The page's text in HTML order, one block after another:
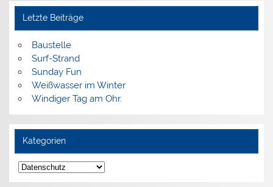
Letzte Beiträge
Baustelle
Surf-Strand
Sunday Fun
Weißwasser im Winter
Windiger Tag am Ohr.
Kategorien
Kategorien